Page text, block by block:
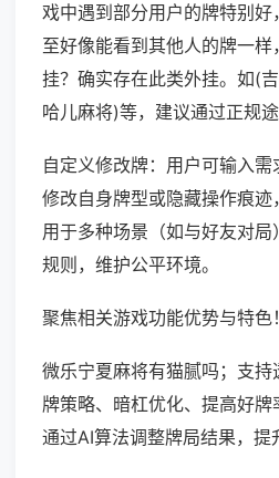
戏中遇到部分用户的牌特别
至好像能看到其他人的牌一
挂？确实存在此类外挂。如(
哈儿麻将)等，建议通过正规途
自定义修改牌：用户可输入需
修改自身牌型或隐藏操作痕迹
用于多种场景（如与好友对
规则，维护公平环境。
聚焦相关游戏功能优势与特色！
微乐宁夏麻将有猫腻吗；支
牌策略、暗杠优化、提高好牌
通过AI算法调整牌局结果，提